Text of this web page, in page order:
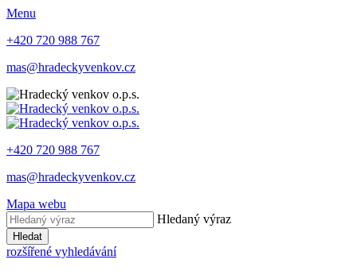
Menu
+420 720 988 767
mas@hradeckyvenkov.cz
+420 720 988 767
mas@hradeckyvenkov.cz
Mapa webu
Hledaný výraz
Hledat
rozšířené vyhledávání